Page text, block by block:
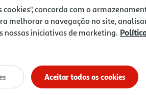
Recolha em loja Express
*Mediante disponibilidade de slot de
concorda com o
melhorar a navegação no site,
nossas iniciativas de marketing.
Aceitar todos os cookies